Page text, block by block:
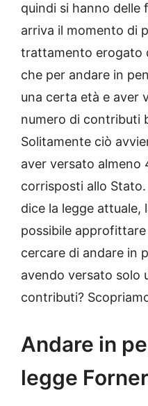
quindi si hanno
arriva il momento di
trattamento erogato
che per andare in
una certa età e aver
numero di contributi
Solitamente ciò
aver versato
corrisposti allo
dice la legge attuale,
possibile
cercare di andare in
avendo versato solo
contributi?
Andare in
legge